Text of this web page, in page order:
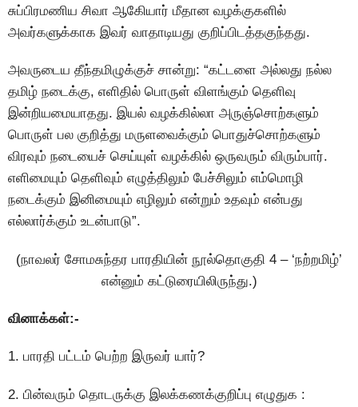
சுப்பிரமணிய சிவா ஆகிேயார் மீதான வழக்குகளில்
அவர்களுக்காக இவர் வாதாடியது குறிப்பிடத்தகுந்தது.
அவருடைய தீந்தமிழுக்குச் சான்று: “கட்டளை அல்லது நல்ல
தமிழ் நடைக்கு, எளிதில் பொருள் விளங்கும் தெளிவு
இன்றியமையாதது. இயல் வழக்கில்லா அருஞ்சொற்களும்
பொருள் பல குறித்து மருளவைக்கும் பொதுச்சொற்களும்
விரவும் நடையைச் செய்யுள் வழக்கில் ஒருவரும் விரும்பார்.
எளிமையும் தெளிவும் எழுத்திலும் பேச்சிலும் எம்மொழி
நடைக்கும் இனிமையும் எழிலும் என்றும் உதவும் என்பது
எல்லார்க்கும் உடன்பாடு”.
(நாவலர் சோமசுந்தர பாரதியின் நூல்தொகுதி 4 – ‘நற்றமிழ்’
என்னும் கட்டுரையிலிருந்து.)
வினாக்கள்:-
1. பாரதி பட்டம் பெற்ற இருவர் யார்?
2. பின்வரும் தொடருக்கு இலக்கணக்குறிப்பு எழுதுக :